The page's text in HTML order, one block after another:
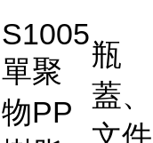
S1005
單聚
物PP
瓶
蓋、
文件